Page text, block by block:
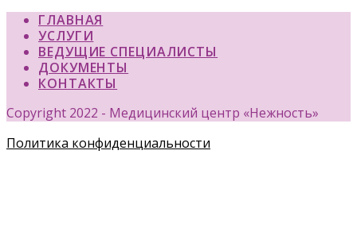
ГЛАВНАЯ
УСЛУГИ
ВЕДУЩИЕ СПЕЦИАЛИСТЫ
ДОКУМЕНТЫ
КОНТАКТЫ
Copyright 2022 - Медицинский центр «Нежность»
Политика конфиденциальности